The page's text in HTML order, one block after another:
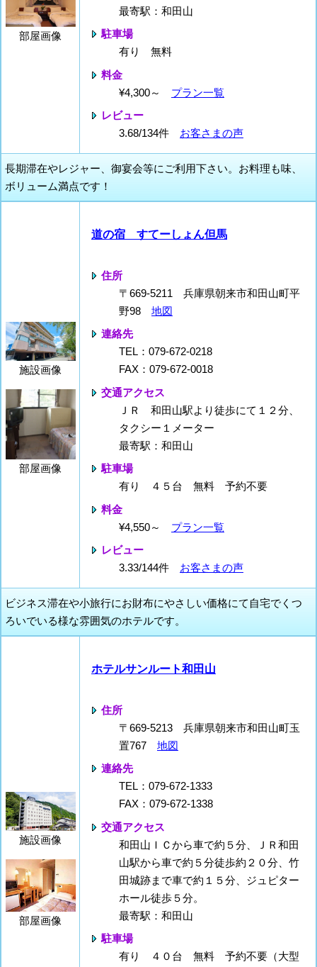
部屋画像
最寄駅：和田山
駐車場
有り 無料
料金
¥4,300～ プラン一覧
レビュー
3.68/134件 お客さまの声
長期滞在やレジャー、御宴会等にご利用下さい。お料理も味、
ボリューム満点です！
施設画像
部屋画像
道の宿 すてーしょん但馬
住所
〒669-5211 兵庫県朝来市和田山町平
野98 地図
連絡先
TEL：079-672-0218
FAX：079-672-0018
交通アクセス
ＪＲ 和田山駅より徒歩にて１２分、
タクシー１メーター
最寄駅：和田山
駐車場
有り ４５台 無料 予約不要
料金
¥4,550～ プラン一覧
レビュー
3.33/144件 お客さまの声
ビジネス滞在や小旅行にお財布にやさしい価格にて自宅でくつ
ろいでいる様な雰囲気のホテルです。
施設画像
部屋画像
ホテルサンルート和田山
住所
〒669-5213 兵庫県朝来市和田山町玉
置767 地図
連絡先
TEL：079-672-1333
FAX：079-672-1338
交通アクセス
和田山ＩＣから車で約５分、ＪＲ和田
山駅から車で約５分徒歩約２０分、竹
田城跡まで車で約１５分、ジュピター
ホール徒歩５分。
最寄駅：和田山
駐車場
有り ４０台 無料 予約不要（大型